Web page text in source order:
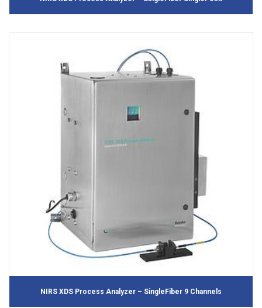
NIRS XDS Process Analyzer – SingleFiber 9 Channels